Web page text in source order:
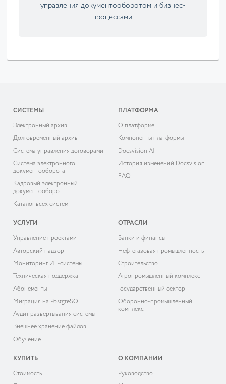
управления документооборотом и бизнес-
процессами.
СИСТЕМЫ
Электронный архив
Долговременный архив
Система управления договорами
Система электронного
документооборота
Кадровый электронный
документооборот
Каталог всех систем
ПЛАТФОРМА
О платформе
Компоненты платформы
Docsvision AI
История изменений Docsvision
FAQ
УСЛУГИ
Управление проектами
Авторский надзор
Мониторинг ИТ-системы
Техническая поддержка
Абонементы
Миграция на PostgreSQL
Аудит развёртывания системы
Внешнее хранение файлов
Обучение
ОТРАСЛИ
Банки и финансы
Нефтегазовая промышленность
Строительство
Агропромышленный комплекс
Государственный сектор
Оборонно-промышленный
комплекс
КУПИТЬ
Cтоимость
О КОМПАНИИ
Руководство